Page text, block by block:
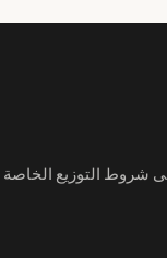
شروط التوزيع الخاصة